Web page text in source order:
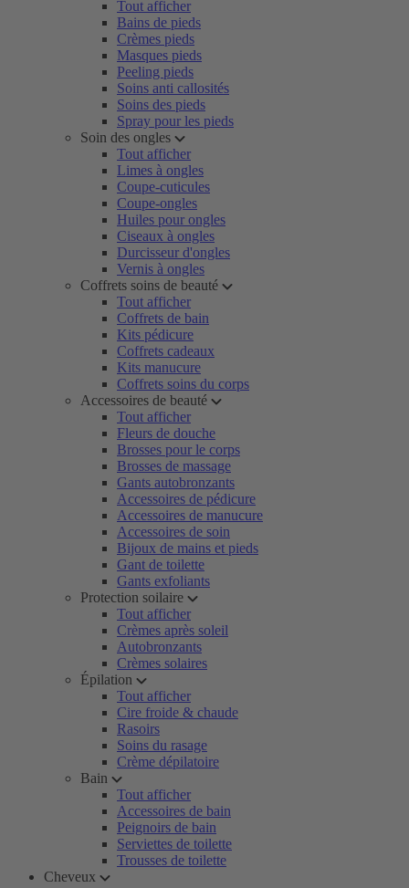
Tout afficher
Bains de pieds
Crèmes pieds
Masques pieds
Peeling pieds
Soins anti callosités
Soins des pieds
Spray pour les pieds
Soin des ongles
Tout afficher
Limes à ongles
Coupe-cuticules
Coupe-ongles
Huiles pour ongles
Ciseaux à ongles
Durcisseur d'ongles
Vernis à ongles
Coffrets soins de beauté
Tout afficher
Coffrets de bain
Kits pédicure
Coffrets cadeaux
Kits manucure
Coffrets soins du corps
Accessoires de beauté
Tout afficher
Fleurs de douche
Brosses pour le corps
Brosses de massage
Gants autobronzants
Accessoires de pédicure
Accessoires de manucure
Accessoires de soin
Bijoux de mains et pieds
Gant de toilette
Gants exfoliants
Protection soilaire
Tout afficher
Crèmes après soleil
Autobronzants
Crèmes solaires
Épilation
Tout afficher
Cire froide & chaude
Rasoirs
Soins du rasage
Crème dépilatoire
Bain
Tout afficher
Accessoires de bain
Peignoirs de bain
Serviettes de toilette
Trousses de toilette
Cheveux